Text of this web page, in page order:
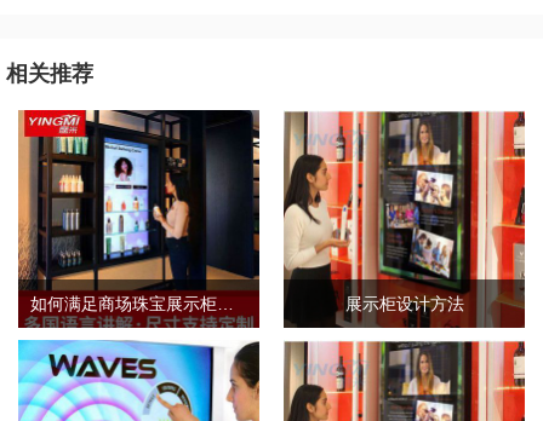
相关推荐
展示柜设计方法